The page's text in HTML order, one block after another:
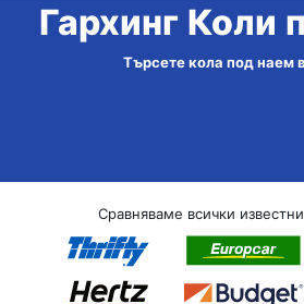
Гархинг Коли
Търсете кола под наем
Сравняваме всички